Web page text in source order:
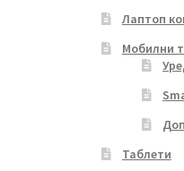
Лаптоп
Мобилни
Таблети